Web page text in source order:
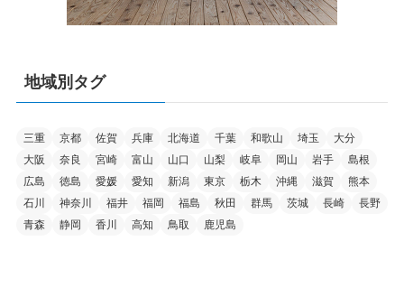
地域別タグ
三重 京都 佐賀 兵庫 北海道 千葉 和歌山 埼玉
大分
大阪
奈良 宮崎 富山 山口 山梨 岐阜 岡山 岩手
島根
広島
徳島 愛媛 愛知 新潟 東京 栃木 沖縄 滋賀
熊本
石川
神奈川 福井 福岡 福島 秋田 群馬 茨城 長崎
長野
青森
静岡 香川 高知 鳥取 鹿児島